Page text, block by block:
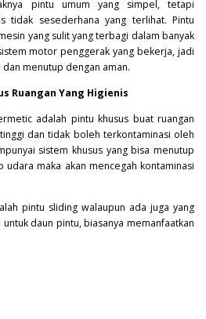
pintu umum yang simpel, tetapi
tidak sesederhana yang terlihat. Pintu
yang sulit yang terbagi dalam banyak
motor penggerak yang bekerja, jadi
menutup dengan aman.
Ruangan Yang Higienis
adalah pintu khusus buat ruangan
dan tidak boleh terkontaminasi oleh
sistem khusus yang bisa menutup
maka akan mencegah kontaminasi
pintu sliding walaupun ada juga yang
daun pintu, biasanya memanfaatkan